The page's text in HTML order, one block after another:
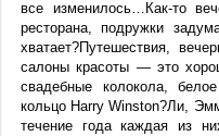
все изменилось…Как-то
ресторана, подружки
хватает?Путешествия,
салоны красоты — это
свадебные колокола,
кольцо Harry Winston?Ли,
течение года каждая из